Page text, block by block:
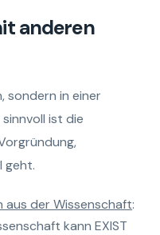
anderen
sondern in einer
ist die
geht.
aus der Wissenschaft:
kann EXIST